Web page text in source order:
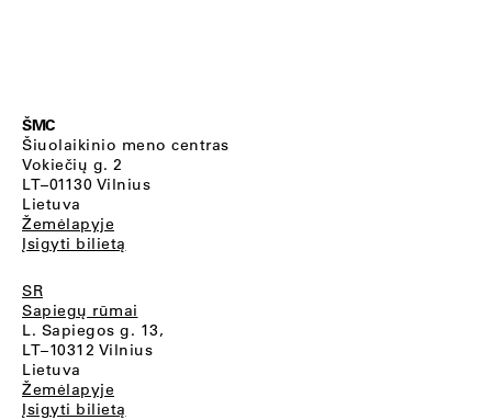
ŠMC
Šiuolaikinio meno centras
Vokiečių g. 2
LT–01130 Vilnius
Lietuva
Žemėlapyje
Įsigyti bilietą
SR
Sapiegų rūmai
L. Sapiegos g. 13,
LT–10312 Vilnius
Lietuva
Žemėlapyje
Įsigyti bilietą